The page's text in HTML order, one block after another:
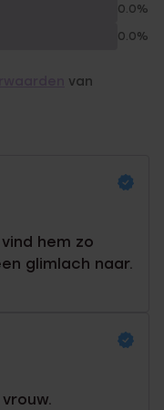
0.0%
0.0%
van
hem zo
glimlach naar.